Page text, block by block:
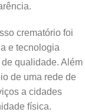
crematório foi
e tecnologia
qualidade. Além
de uma rede de
a cidades
física.